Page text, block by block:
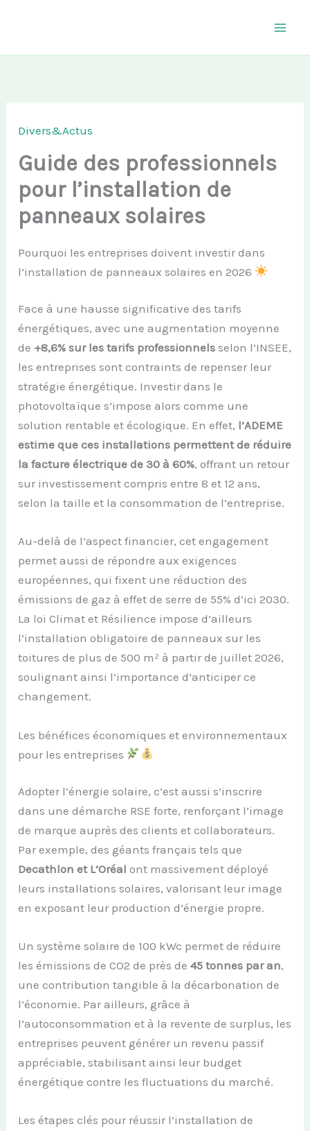
Divers&Actus
Guide des professionnels
pour l’installation de
panneaux solaires
Pourquoi les entreprises doivent investir dans
l’installation de panneaux solaires en 2026
Face à une hausse significative des tarifs
énergétiques, avec une augmentation moyenne
de +8,6% sur les tarifs professionnels selon l’INSEE,
les entreprises sont contraints de repenser leur
stratégie énergétique. Investir dans le
photovoltaïque s’impose alors comme une
solution rentable et écologique. En effet, l’ADEME
estime que ces installations permettent de réduire
la facture électrique de 30 à 60%, offrant un retour
sur investissement compris entre 8 et 12 ans,
selon la taille et la consommation de l’entreprise.
Au-delà de l’aspect financier, cet engagement
permet aussi de répondre aux exigences
européennes, qui fixent une réduction des
émissions de gaz à effet de serre de 55% d’ici 2030.
La loi Climat et Résilience impose d’ailleurs
l’installation obligatoire de panneaux sur les
toitures de plus de 500 m² à partir de juillet 2026,
soulignant ainsi l’importance d’anticiper ce
changement.
Les bénéfices économiques et environnementaux
pour les entreprises
Adopter l’énergie solaire, c’est aussi s’inscrire
dans une démarche RSE forte, renforçant l’image
de marque auprès des clients et collaborateurs.
Par exemple, des géants français tels que
Decathlon et L’Oréal ont massivement déployé
leurs installations solaires, valorisant leur image
en exposant leur production d’énergie propre.
Un système solaire de 100 kWc permet de réduire
les émissions de CO2 de près de45 tonnes par an,
une contribution tangible à la décarbonation de
l’économie. Par ailleurs, grâce à
l’autoconsommation et à la revente de surplus, les
entreprises peuvent générer un revenu passif
appréciable, stabilisant ainsi leur budget
énergétique contre les fluctuations du marché.
Les étapes clés pour réussir l’installation de